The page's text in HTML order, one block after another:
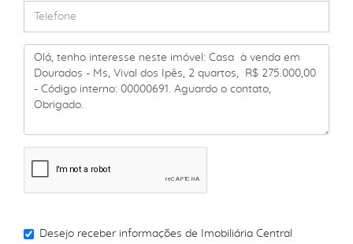
Desejo receber informações de Imobiliária Central